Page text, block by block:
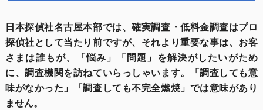
日本探偵社名古屋本部では、確実調査・低料金調査はプロ
探偵社として当たり前ですが、それより重要な事は、お客
さまは誰もが、「悩み」「問題」を解決がしたいがため
に、調査機関を訪ねていらっしゃいます。「調査しても意
味がなかった」「調査しても不完全燃焼」では意味があり
ません。